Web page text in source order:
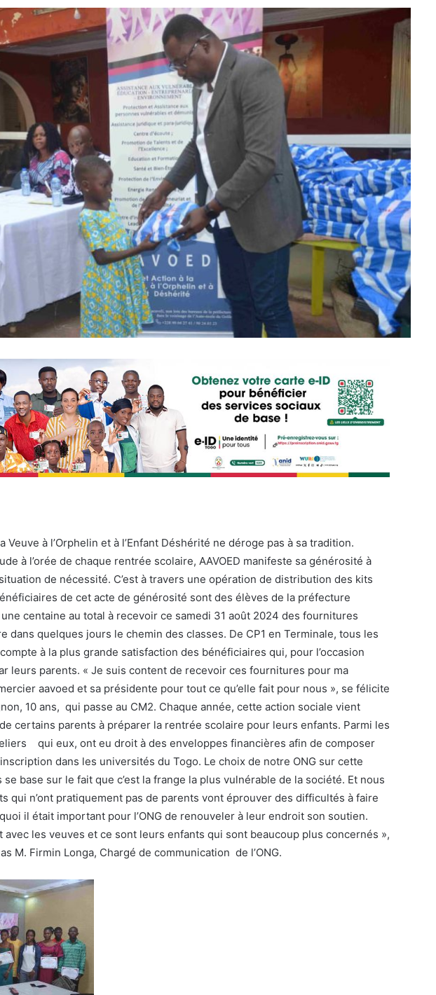
Veuve à l’Orphelin et à l’Enfant Déshérité ne déroge pas à sa tradition.
à l’orée de chaque rentrée scolaire, AAVOED manifeste sa générosité à
de nécessité. C’est à travers une opération de distribution des kits
de cet acte de générosité sont des élèves de la préfecture
une centaine au total à recevoir ce samedi 31 août 2024 des fournitures
dans quelques jours le chemin des classes. De CP1 en Terminale, tous les
à la plus grande satisfaction des bénéficiaires qui, pour l’occasion
leurs parents. « Je suis content de recevoir ces fournitures pour ma
aavoed et sa présidente pour tout ce qu’elle fait pour nous », se félicite
10 ans, qui passe au CM2. Chaque année, cette action sociale vient
certains parents à préparer la rentrée scolaire pour leurs enfants. Parmi les
qui eux, ont eu droit à des enveloppes financières afin de composer
dans les universités du Togo. Le choix de notre ONG sur cette
base sur le fait que c’est la frange la plus vulnérable de la société. Et nous
qui n’ont pratiquement pas de parents vont éprouver des difficultés à faire
il était important pour l’ONG de renouveler à leur endroit son soutien.
les veuves et ce sont leurs enfants qui sont beaucoup plus concernés »,
M. Firmin Longa, Chargé de communication de l’ONG.